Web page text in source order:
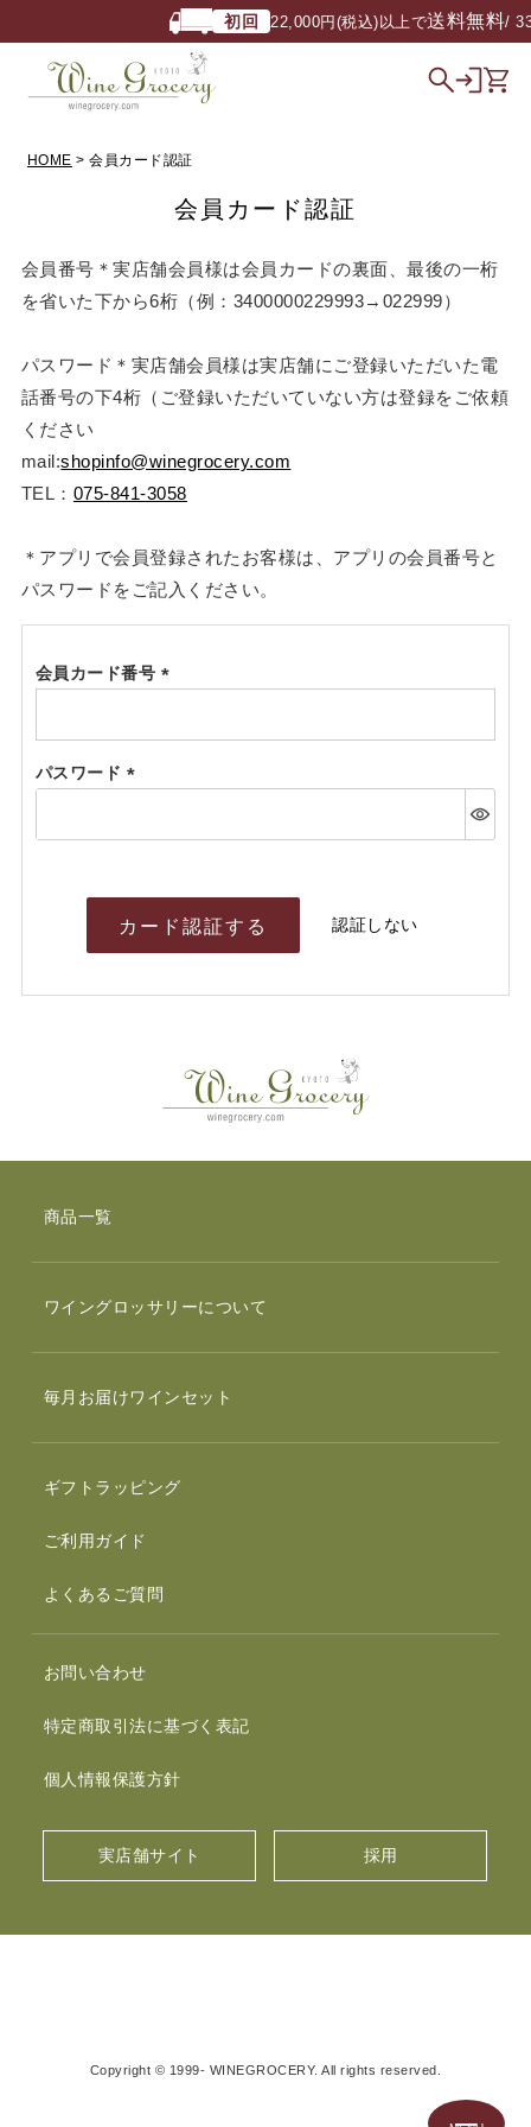
初回 22,000円(税込)以上で送料無料/
HOME 会員カード認証
会員カード認証
会員番号＊実店舗会員様は会員カードの裏面、最後の一桁
を省いた下から6桁（例：3400000229993→022999）
パスワード＊実店舗会員様は実店舗にご登録いただいた電
話番号の下4桁（ご登録いただいていない方は登録をご依頼
ください
mail:shopinfo@winegrocery.com
TEL： 075-841-3058
＊アプリで会員登録されたお客様は、アプリの会員番号と
パスワードをご記入ください。
会員カード番号
須)
パスワード
須)
カード認証する 認証しない
商品一覧
ワイングロッサリーについて
毎月お届けワインセット
ギフトラッピング
ご利用ガイド
よくあるご質問
お問い合わせ
特定商取引法に基づく表記
個人情報保護方針
実店舗サイト 採用
Copyright © 1999- WINEGROCERY. All rights reserved.